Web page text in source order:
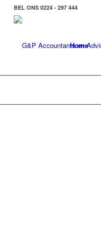
BEL ONS 0224 - 297 444
Home